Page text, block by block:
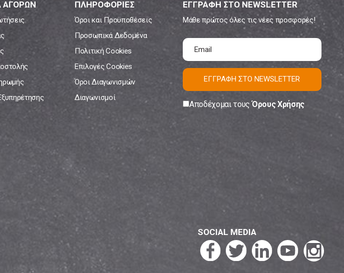
ΑΓΟΡΩΝ ΠΛΗΡΟΦΟΡΙΕΣ
Όροι και Προϋποθέσεις
Προσωπικά Δεδομένα
Πολιτική Cookies
Επιλογές Cookies
Όροι Διαγωνισμών
Διαγωνισμοί
ΕΓΓΡΑΦΗ ΣΤΟ NEWSLETTER
Μάθε πρώτος όλες τις νέες προσφορές!
ΕΓΓΡΑΦΗ ΣΤΟ NEWSLETTER
Αποδέχομαι τουςΌρους Χρήσης
SOCIAL MEDIA